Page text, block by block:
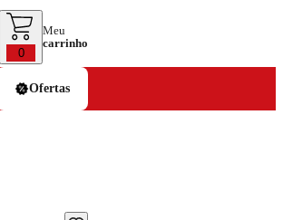
0
Meu
carrinho
Ofertas